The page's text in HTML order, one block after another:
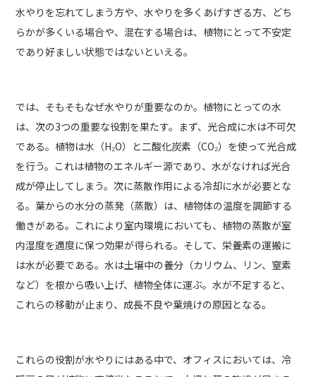
水やりを忘れてしまう方や、水やりを多くあげすぎる方、どち
らかが多くいる場合や、混在する場合は、植物にとって不安定
であり好ましい状態ではないといえる。
では、そもそもなぜ水やりが重要なのか。植物にとっての水
は、次の3つの重要な役割を果たす。まず、光合成に水は不可欠
である。植物は水（H₂O）と二酸化炭素（CO₂）を使って光合成
を行う。これは植物のエネルギー源であり、水がなければ光合
成が停止してしまう。次に蒸散作用による冷却に水が必要とな
る。葉からの水分の蒸発（蒸散）は、植物体の温度を調節する
働きがある。これにより室内環境においても、植物の蒸散が室
内湿度を適度に保つ効果が得られる。そして、栄養素の運搬に
は水が必要である。水は土壌中の養分（カリウム、リン、窒素
など）を根から吸い上げ、植物全体に運ぶ。水が不足すると、
これらの移動が止まり、成長不良や葉焼けの原因となる。
これらの役割が水やりにはある中で、オフィスにおいては、冷